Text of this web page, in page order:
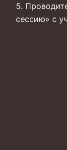
5.
сессию» с